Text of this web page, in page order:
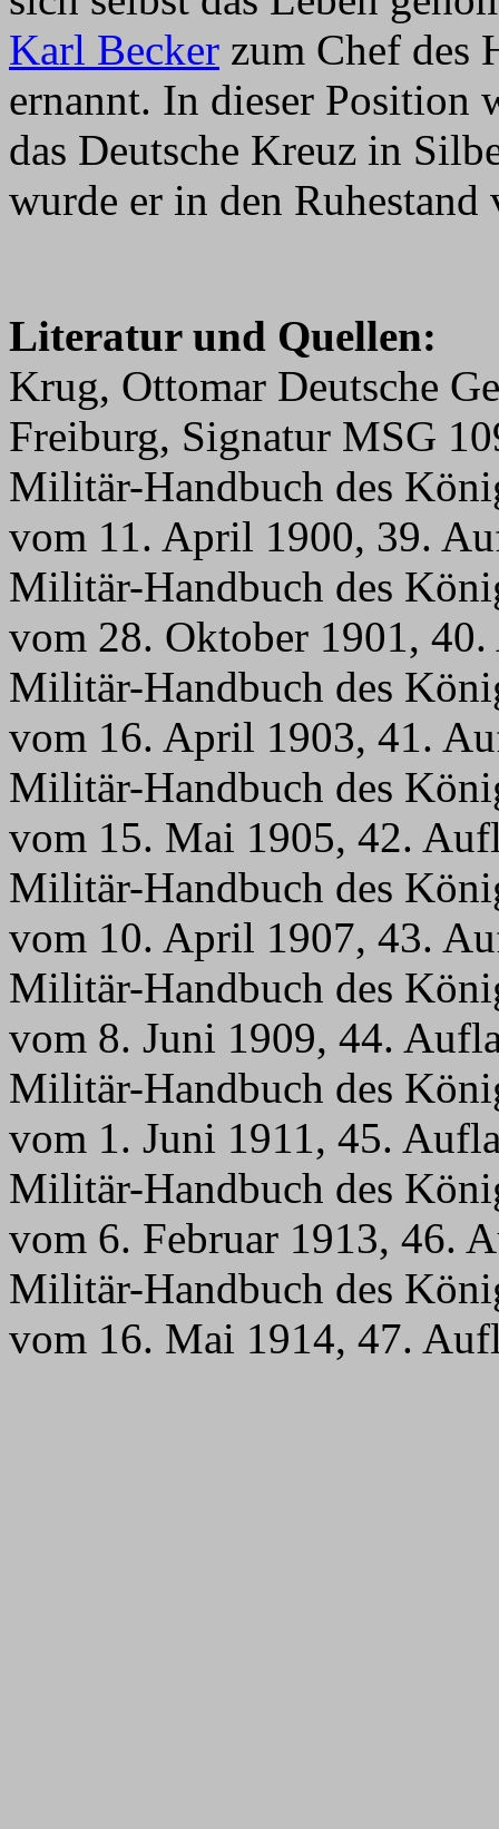
Karl Becker zum Chef des
ernannt. In dieser Position
das Deutsche Kreuz in
wurde er in den Ruhestand
Literatur und Quellen:
Krug, Ottomar Deutsche
Freiburg, Signatur MSG
Militär-Handbuch des
vom 11. April 1900, 39.
Militär-Handbuch des
vom 28. Oktober 1901,
Militär-Handbuch des
vom 16. April 1903, 41.
Militär-Handbuch des
vom 15. Mai 1905, 42.
Militär-Handbuch des
vom 10. April 1907, 43.
Militär-Handbuch des
vom 8. Juni 1909, 44.
Militär-Handbuch des
vom 1. Juni 1911, 45.
Militär-Handbuch des
vom 6. Februar 1913, 46.
Militär-Handbuch des
vom 16. Mai 1914, 47.